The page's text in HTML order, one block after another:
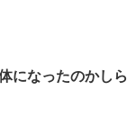
になったのかしら